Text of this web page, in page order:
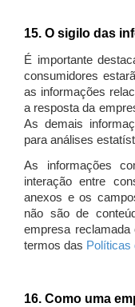
15. O sigilo das
É importante
consumidores
as informações
a resposta da
As demais
para análises
As informações
interação entre
anexos e os
não são de
empresa
termos das Políticas
16. Como uma